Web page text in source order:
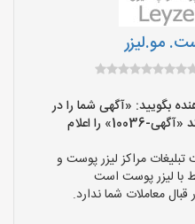
مو.لیزر
بگویید: «آگهی شما را در
سایت «لیزر پوست» دیده ام و کد «آگهی-10036» را اعلام
مراکز لیزر پوست و
با لیزر پوست است
معاملات شما ندارد.